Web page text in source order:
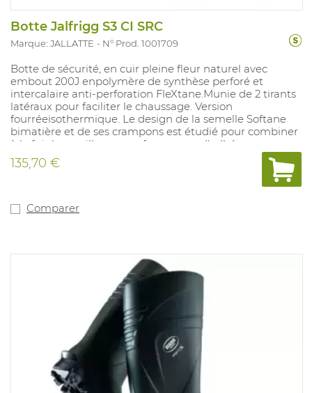
Botte Jalfrigg S3 CI SRC
Marque: JALLATTE N° Prod. 1001709
Botte de sécurité, en cuir pleine fleur naturel avec
embout 200J enpolymère de synthèse perforé et
intercalaire anti-perforation FleXtane.Munie de 2 tirants
latéraux pour faciliter le chaussage. Version
fourréeisothermique. Le design de la semelle Softane
bimatière et de ses crampons est étudié pour combiner
à la fois les meilleures performances d'adhérence sur
tous les sols meubles, résiste au contact des huiles et
hydrocarbures. Elle est équipée de l'absorbeur de chocs.
135,70 €
Comparer